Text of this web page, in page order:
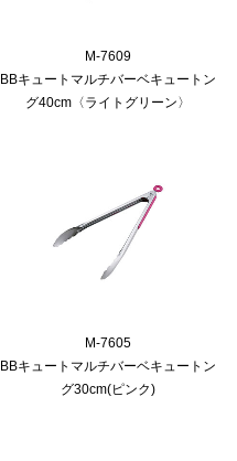
M-7609
BBキュートマルチバーベキュートン
グ40cm〈ライトグリーン〉
M-7605
BBキュートマルチバーベキュートン
グ30cm(ピンク)